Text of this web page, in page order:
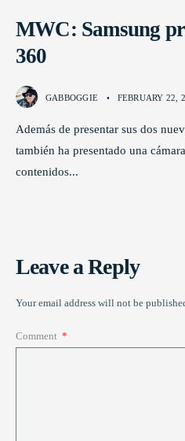
MWC: Samsung
360
GABBOGGIE • FEBRUARY 22,
Además de presentar sus dos
también ha presentado una
contenidos...
Leave a Reply
Your email address will not be
Comment *